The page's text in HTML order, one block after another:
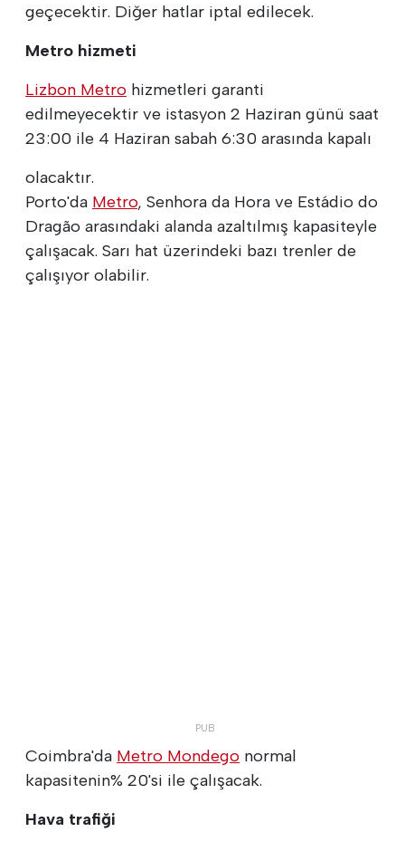
geçecektir. Diğer hatlar iptal edilecek.
Metro hizmeti
Lizbon Metro hizmetleri garanti
edilmeyecektir ve istasyon 2 Haziran günü saat
23:00 ile 4 Haziran sabah 6:30 arasında kapalı
olacaktır.
Porto'da Metro, Senhora da Hora ve Estádio do
Dragão arasındaki alanda azaltılmış kapasiteyle
çalışacak. Sarı hat üzerindeki bazı trenler de
çalışıyor olabilir.
Coimbra'da Metro Mondego normal
kapasitenin% 20'si ile çalışacak.
Hava trafiği